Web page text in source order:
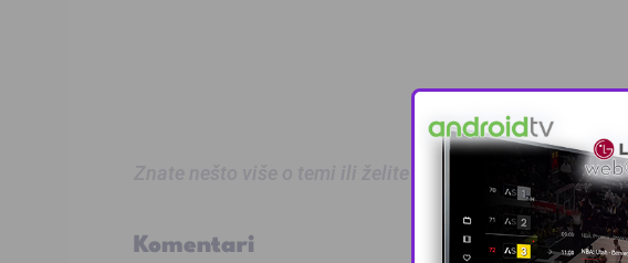
Znate nešto više o temi ili želite prijaviti grešku u tekstu?
Komentari